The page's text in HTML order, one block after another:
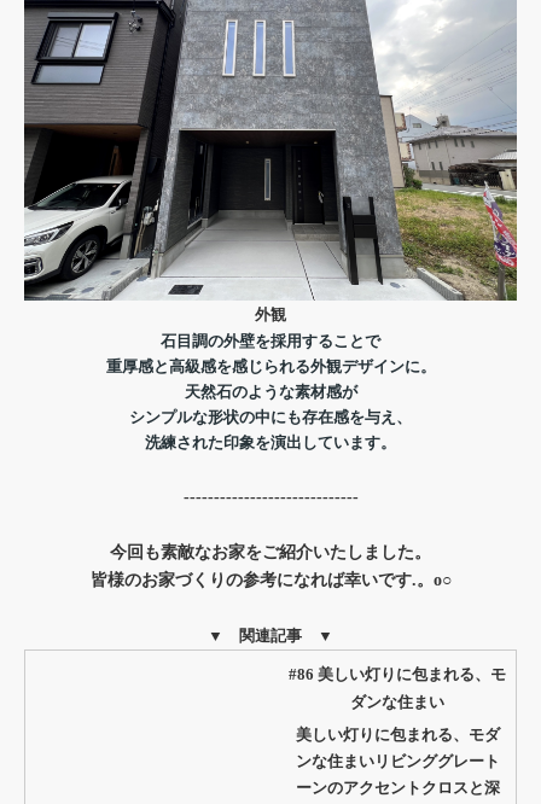
外観
石目調の外壁を採用することで
重厚感と高級感を感じられる外観デザインに。
天然石のような素材感が
シンプルな形状の中にも存在感を与え、
洗練された印象を演出しています。
-----------------------------
今回も素敵なお家をご紹介いたしました。
皆様のお家づくりの参考になれば幸いです.。o○
▼ 関連記事 ▼
#86 美しい灯りに包まれる、モ
ダンな住まい
美しい灯りに包まれる、モダ
ンな住まいリビンググレート
ーンのアクセントクロスと深